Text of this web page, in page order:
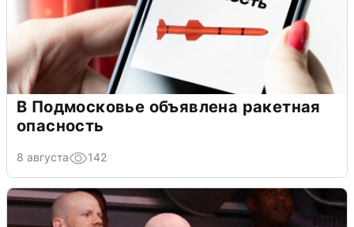
В Подмосковье объявлена ракетная
опасность
8 августа 142